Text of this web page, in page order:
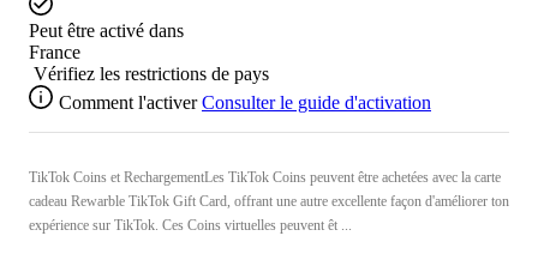
Peut être activé dans
France
Vérifiez les restrictions de pays
Comment l'activer Consulter le guide d'activation
TikTok Coins et RechargementLes TikTok Coins peuvent être achetées avec la carte
cadeau Rewarble TikTok Gift Card, offrant une autre excellente façon d'améliorer ton
expérience sur TikTok. Ces Coins virtuelles peuvent êt ...